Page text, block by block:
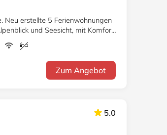
Neu erstellte 5 Ferienwohnungen
mit Komfort
Zum Angebot
5.0